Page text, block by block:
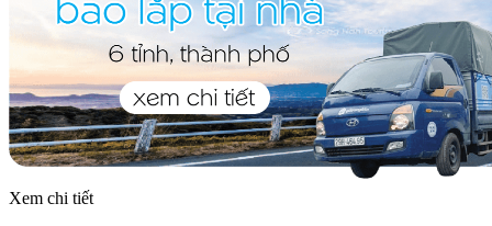
Xem chi tiết